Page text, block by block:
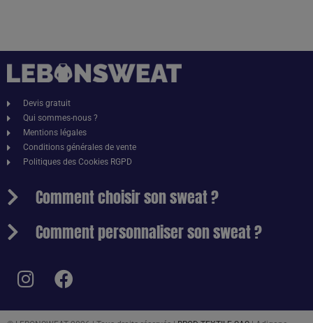
Devis gratuit
Qui sommes-nous ?
Mentions légales
Conditions générales de vente
Politiques des Cookies RGPD
Comment choisir son sweat ?
Comment personnaliser son sweat ?